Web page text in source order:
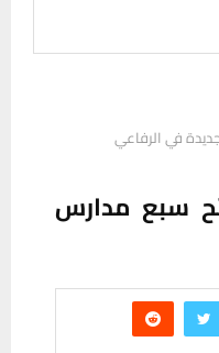
في الرفاعي
سبع مدارس